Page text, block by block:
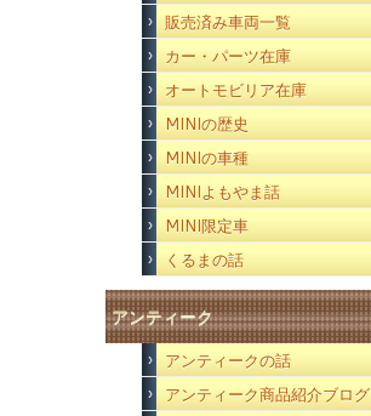
販売済み車両一覧
カー・パーツ在庫
オートモビリア在庫
MINIの歴史
MINIの車種
MINIよもやま話
MINI限定車
くるまの話
アンティーク
アンティークの話
アンティーク商品紹介ブログ